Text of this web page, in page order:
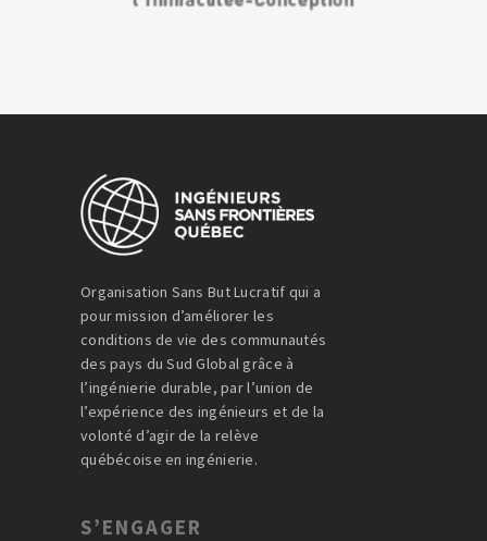
Organisation Sans But Lucratif qui a
pour mission d’améliorer les
conditions de vie des communautés
des pays du Sud Global grâce à
l’ingénierie durable, par l’union de
l’expérience des ingénieurs et de la
volonté d’agir de la relève
québécoise en ingénierie.
S’ENGAGER